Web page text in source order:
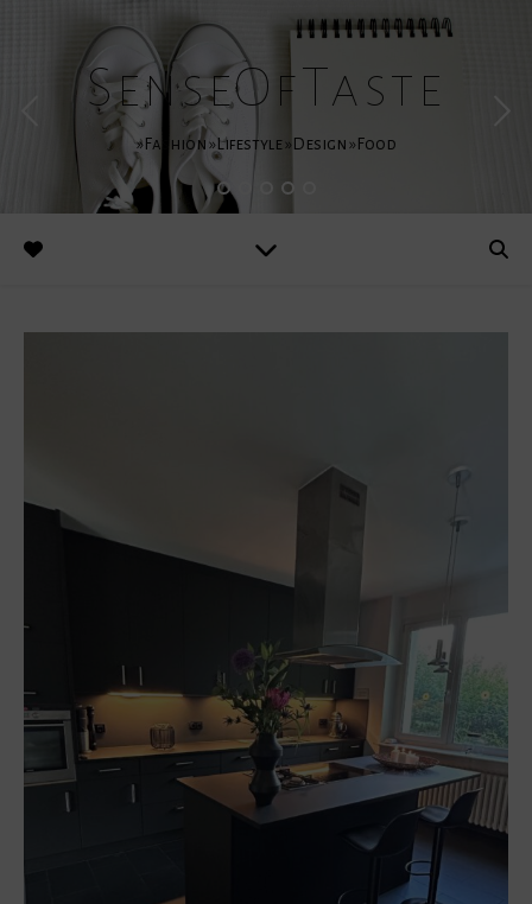
SenseOfTaste
»Fashion »Lifestyle »Design »Food